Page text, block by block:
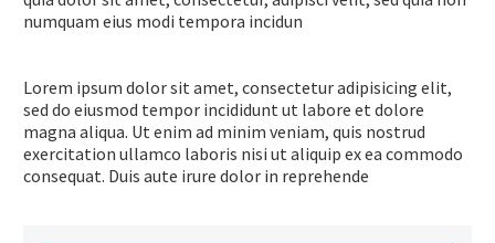
numquam eius modi tempora incidun
Lorem ipsum dolor sit amet, consectetur adipisicing elit,
sed do eiusmod tempor incididunt ut labore et dolore
magna aliqua. Ut enim ad minim veniam, quis nostrud
exercitation ullamco laboris nisi ut aliquip ex ea commodo
consequat. Duis aute irure dolor in reprehende